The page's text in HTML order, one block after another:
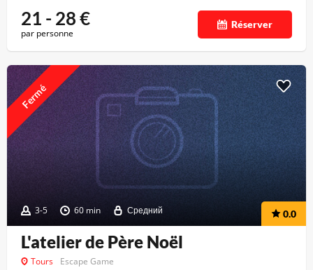
21 - 28€
par personne
Réserver
3-5 60 min Средний 0.0
Fermé
L'atelier de Père Noël
Tours Escape Game